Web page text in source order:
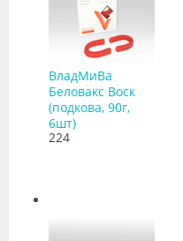
ВладМиВа
Беловакс Воск
(подкова, 90г,
6шт)
224